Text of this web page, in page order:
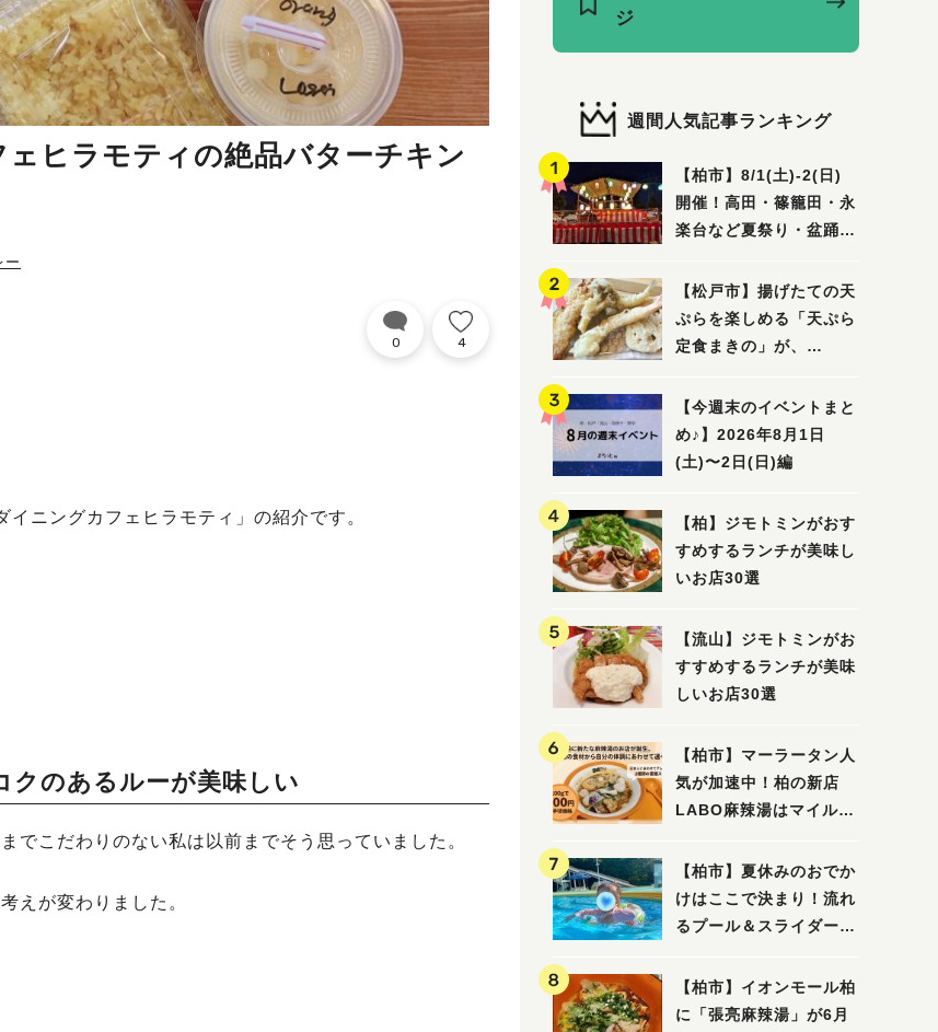
ェヒラモティの絶品バターチキン
ー
0 4
ニングカフェヒラモティ」の紹介です。
のあるルーが美味しい
でこだわりのない私は以前までそう思っていました。
えが変わりました。
ジ
週間人気記事ランキング
【柏市】8/1(土)‐2(日)
開催！高田・篠籠田・永
楽台など夏祭り・盆踊り
【松戸市】揚げたての天
ぷらを楽しめる「天ぷら
定食まきの」が、
【今週末のイベントまと
め♪】2026年8月1日
(土)〜2日(日)編
【柏】ジモトミンがおす
すめするランチが美味し
いお店30選
【流山】ジモトミンがお
すすめするランチが美味
しいお店30選
【柏市】マーラータン人
気が加速中！柏の新店
LABO麻辣湯はマイルド
【柏市】夏休みのおでか
けはここで決まり！流れ
るプール＆スライダーに
ル」を親子で満喫してき
ました！
【柏市】イオンモール柏
に「張亮麻辣湯」が6月